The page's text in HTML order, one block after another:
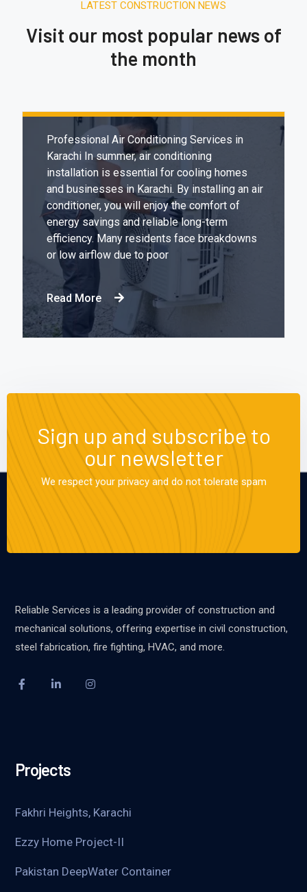
LATEST CONSTRUCTION NEWS
Visit our most popular news of
the month
December 27, 2025.7:31 AM
Professional Air Conditioning Services in
Karachi In summer, air conditioning
installation is essential for cooling homes
and businesses in Karachi. By installing an air
conditioner, you will enjoy the comfort of
energy savings and reliable long-term
efficiency. Many residents face breakdowns
or low airflow due to poor
Read More
Sign up and subscribe to
our newsletter
We respect your privacy and do not tolerate spam
Reliable Services is a leading provider of construction and
mechanical solutions, offering expertise in civil construction,
steel fabrication, fire fighting, HVAC, and more.
Projects
Fakhri Heights, Karachi
Ezzy Home Project-II
Pakistan DeepWater Container